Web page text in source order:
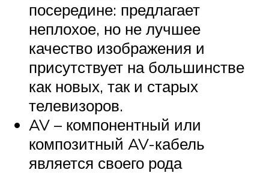
посередине: предлагает
неплохое, но не лучшее
качество изображения и
присутствует на большинстве
как новых, так и старых
телевизоров.
AV – компонентный или
композитный AV-кабель
является своего рода